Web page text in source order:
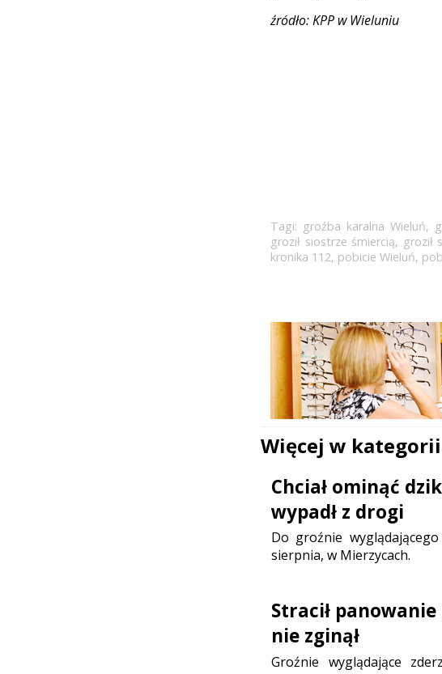
źródło: KPP w Wieluniu
Tagi: groźba karalna Wieluń,
groził siostrze śmiercią, groził
kronika 112, pobicie Wieluń,
Więcej w kategorii
Chciał ominąć
wypadł z drogi
Do groźnie
sierpnia, w Mierzycach.
Stracił
nie zginął
Groźnie wyglądające